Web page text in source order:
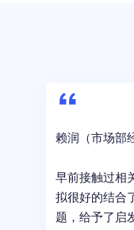
赖润（市场部
早前接触过相
拟很好的结合
题，给予了启